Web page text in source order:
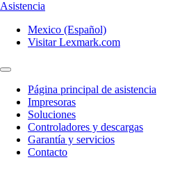
Asistencia
Mexico (Español)
Visitar Lexmark.com
Página principal de asistencia
Impresoras
Soluciones
Controladores y descargas
Garantía y servicios
Contacto